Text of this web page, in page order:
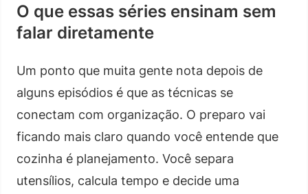
O que essas séries ensinam sem
falar diretamente
Um ponto que muita gente nota depois de
alguns episódios é que as técnicas se
conectam com organização. O preparo vai
ficando mais claro quando você entende que
cozinha é planejamento. Você separa
utensílios, calcula tempo e decide uma